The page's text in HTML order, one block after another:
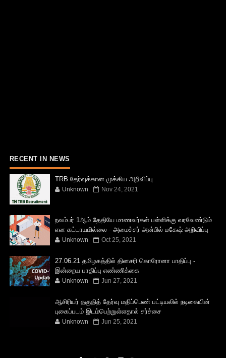
RECENT IN NEWS
TRB தேர்வுக்கான முக்கிய அறிவிப்பு
Unknown Nov 24, 2021
நவம்பர் 1ஆம் தேதியே மாணவர்கள் பள்ளிக்கு வரவேண்டும்
என கட்டாயமில்லை - அமைச்சர் அன்பில் மகேஷ் அறிவிப்பு
Unknown Oct 25, 2021
27.06.21 தமிழகத்தில் தினசரி கொரோனா பாதிப்பு -
இன்றைய பாதிப்பு எண்ணிக்கை
Unknown Jun 27, 2021
ஆசிரியர் தகுதித் தேர்வு மதிப்பெண் பட்டியலில் நடிகையின்
புகைப்படம் இடம்பெற்றுள்ளதால் சர்ச்சை
Unknown Jun 25, 2021